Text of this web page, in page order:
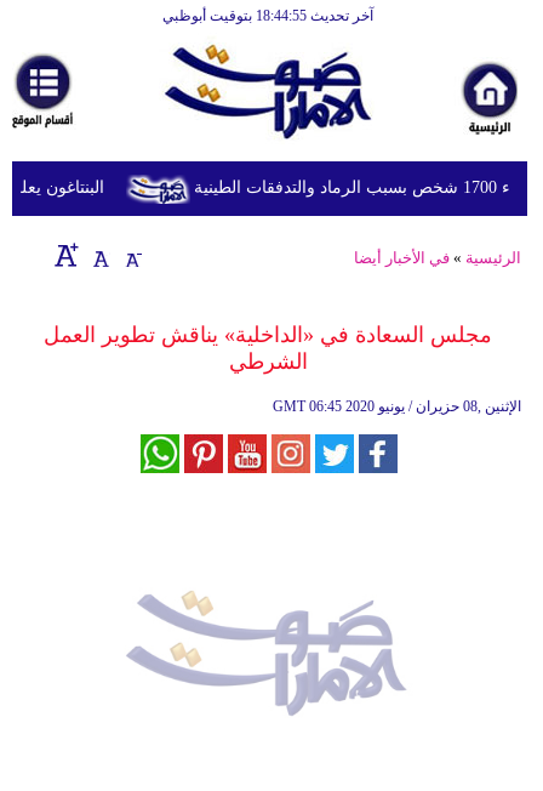
آخر تحديث 18:44:55 بتوقيت أبوظبي
أخبارعاجلة
رياضة
ثقافة
إقتصاد
وموسيقى
البنتاغون يعلن
الرئيسية »في الأخبار أيضا
مجلس السعادة في «الداخلية» يناقش تطوير العمل
الشرطي
GMT 06:45 2020 الإثنين ,08 حزيران / يونيو